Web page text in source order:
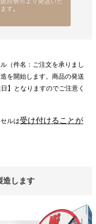
（件名：ご注文を承りまし
を開始します。商品の発送
】となりますのでご注意く
ルは受け付けることが
造します